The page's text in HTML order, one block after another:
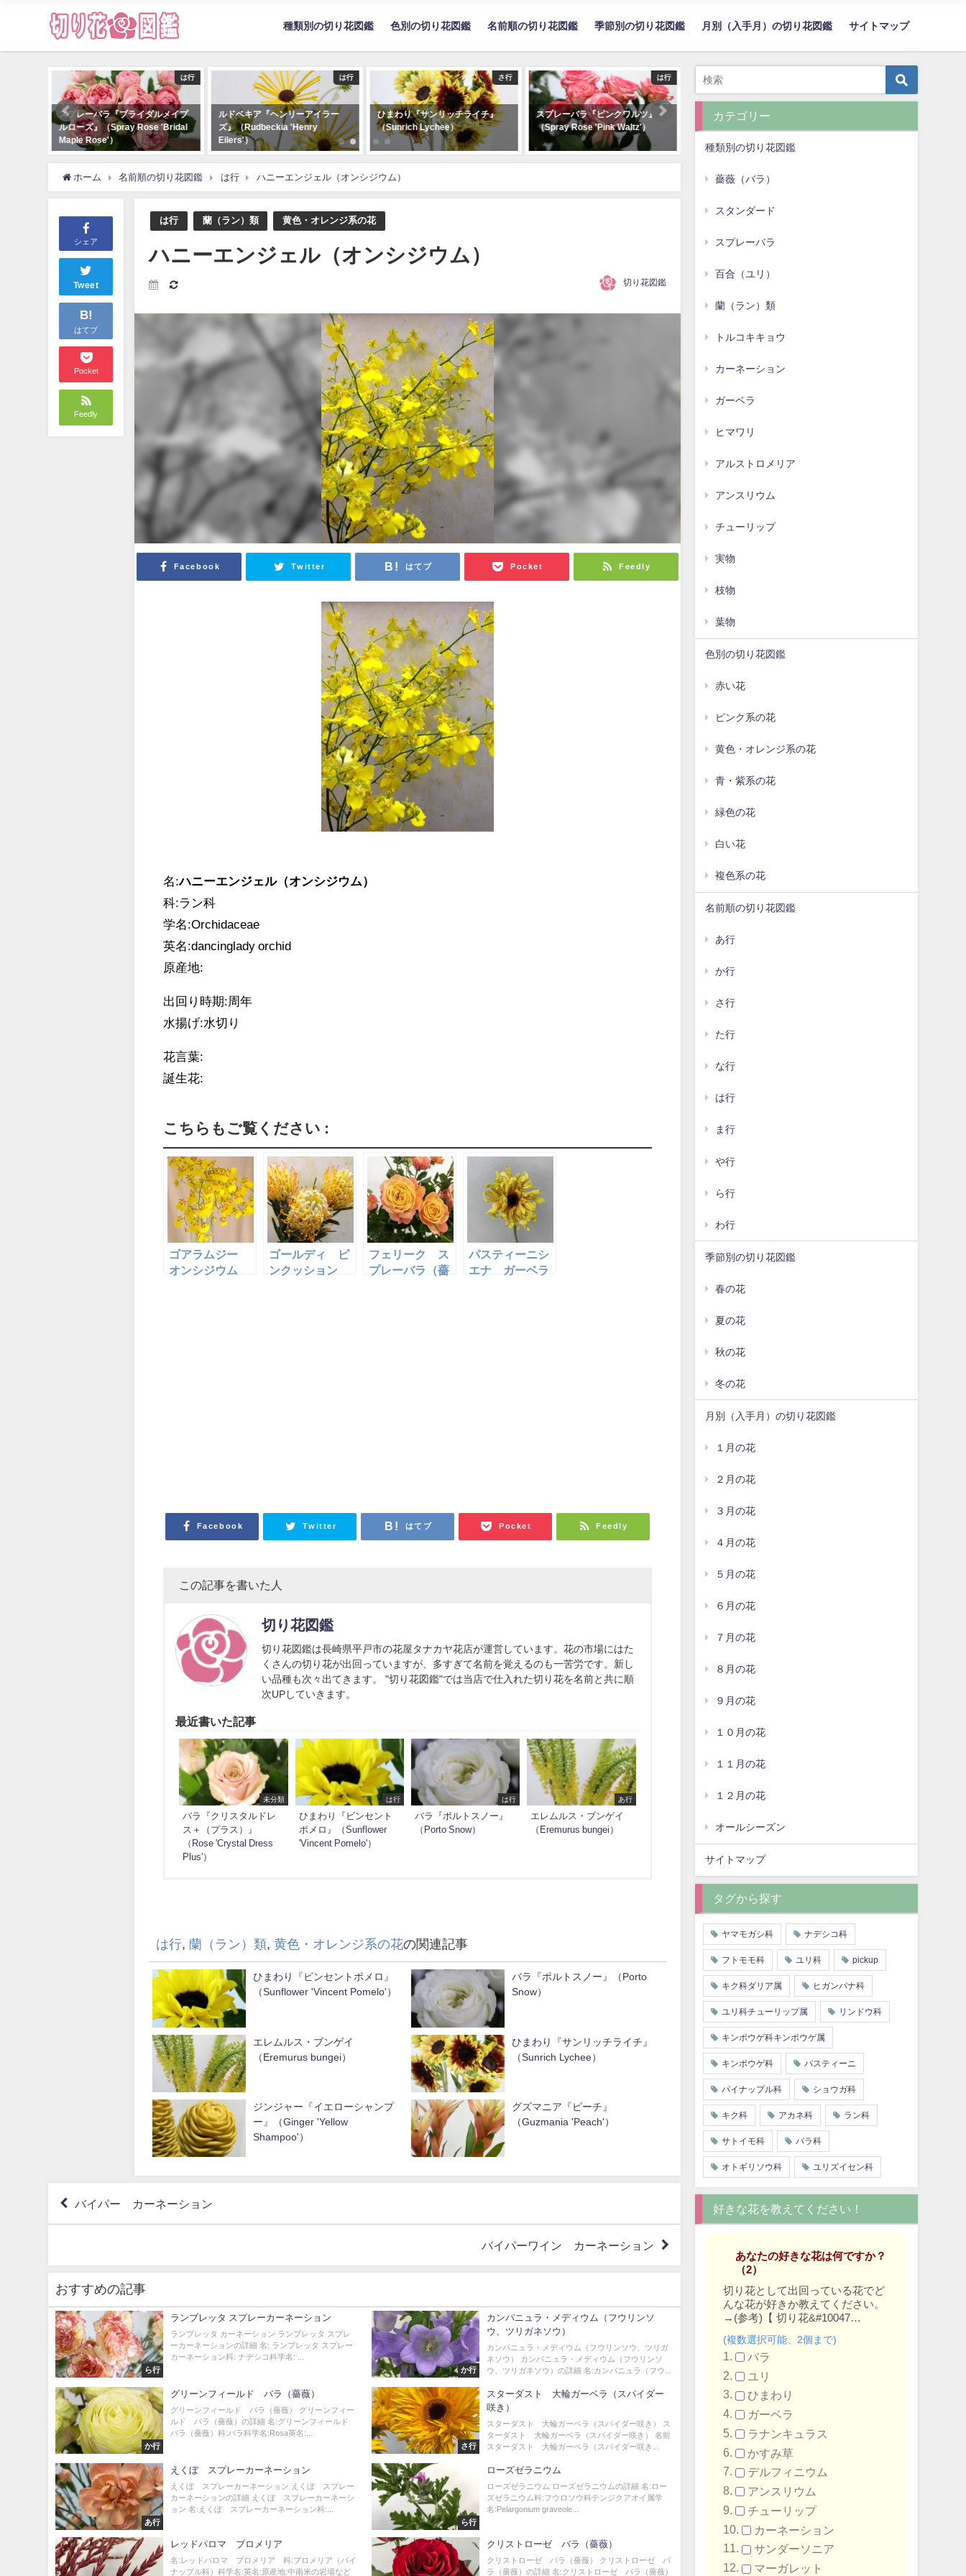
種類別の切り花図鑑 色別の切り花図鑑 名前順の切り花図鑑 季節別の切り花図鑑 月別（入手月）の切り花図鑑 サイトマップ
は行
ブライダルメイプ
Rose 'Bridal
ルドベキア『ヘンリーアイラー
ズ』（Rudbeckia 'Henry
Eilers'）
さ行
ひまわり『サンリッチライチ』
（Sunrich Lychee）
は行
スプレーバラ『ピンクワルツ』
（Spray Rose 'Pink Waltz'）
か行
バラ『クリームフレグランス』
（Rose 'Cream Fragrance'）
スプレーバラ『ブライダルメイプ
ホーム 名前順の切り花図鑑 は行 ハニーエンジェル（オンシジウム）
シェア
Tweet
B!
はてブ
Pocket
Feedly
は行 蘭（ラン）類 黄色・オレンジ系の花
ハニーエンジェル（オンシジウム）
切り花図鑑
Facebook Twitter はてブ Pocket Feedly
名:ハニーエンジェル（オンシジウム）
科:ラン科
学名:Orchidaceae
英名:dancinglady orchid
原産地:
出回り時期:周年
水揚げ:水切り
花言葉:
誕生花:
こちらもご覧ください :
ゴアラムジー
オンシジウム
ゴールディ ピ
ンクッション
フェリーク ス
プレーバラ（薔
パスティーニシ
エナ ガーベラ
Facebook Twitter はてブ Pocket Feedly
この記事を書いた人
切り花図鑑
切り花図鑑は長崎県平戸市の花屋タナカヤ花店が運営しています。花の市場にはた
くさんの切り花が出回っていますが、多すぎて名前を覚えるのも一苦労です。新し
い品種も次々出てきます。 "切り花図鑑"では当店で仕入れた切り花を名前と共に順
次UPしていきます。
最近書いた記事
未分類
バラ『クリスタルドレ
ス＋（プラス）』
（Rose 'Crystal Dress
Plus'）
は行
ひまわり『ビンセント
ポメロ』（Sunflower
'Vincent Pomelo'）
は行
バラ『ポルトスノー』
（Porto Snow）
あ行
エレムルス・ブンゲイ
（Eremurus bungei）
は行,蘭（ラン）類,黄色・オレンジ系の花の関連記事
ひまわり『ビンセントポメロ』
（Sunflower 'Vincent Pomelo'）
バラ『ポルトスノー』（Porto
Snow）
エレムルス・ブンゲイ
（Eremurus bungei）
ひまわり『サンリッチライチ』
（Sunrich Lychee）
ジンジャー『イエローシャンプ
ー』（Ginger 'Yellow
Shampoo'）
グズマニア『ピーチ』
（Guzmania 'Peach'）
バイパー カーネーション
バイパーワイン カーネーション
おすすめの記事
ら行
ランブレッタ スプレーカーネーション
ランブレッタ カーネーション ランブレッタ スプレ
ーカーネーションの詳細 名: ランブレッタ スプレー
カーネーション科: ナデシコ科学名: ...
か行
カンパニュラ・メディウム（フウリンソ
ウ、ツリガネソウ）
カンパニュラ・メディウム（フウリンソウ、ツリガ
ネソウ） カンパニュラ・メディウム（フウリンソ
ウ、ツリガネソウ）の詳細 名:カンパニュラ（フウ...
か行
グリーンフィールド バラ（薔薇）
グリーンフィールド バラ（薔薇） グリーンフィー
ルド バラ（薔薇）の詳細 名:グリーンフィールド
バラ（薔薇）科:バラ科学名:Rosa英名:...
さ行
スターダスト 大輪ガーベラ（スパイダー
咲き）
スターダスト 大輪ガーベラ（スパイダー咲き） ス
ターダスト 大輪ガーベラ（スパイダー咲き） 名前
スターダスト 大輪ガーベラ（スパイダー咲き...
あ行
えくぼ スプレーカーネーション
えくぼ スプレーカーネーション えくぼ スプレー
カーネーションの詳細 えくぼ スプレーカーネーシ
ョン 名:えくぼ スプレーカーネーション科:...
ら行
ローズゼラニウム
ローズゼラニウム ローズゼラニウムの詳細 名:ロー
ズゼラニウム科:フウロソウ科テンジクアオイ属学
名:Pelargonium graveole...
レッドパロマ ブロメリア
名:レッドパロマ ブロメリア 科:ブロメリア（パイ
ナップル科）科学名:英名:原産地:中南米の岩場など
クリストローゼ バラ（薔薇）
クリストローゼ バラ（薔薇） クリストローゼ バ
ラ（薔薇）の詳細 名:クリストローゼ バラ（薔薇）
カテゴリー
種類別の切り花図鑑
薔薇（バラ）
スタンダード
スプレーバラ
百合（ユリ）
蘭（ラン）類
トルコキキョウ
カーネーション
ガーベラ
ヒマワリ
アルストロメリア
アンスリウム
チューリップ
実物
枝物
葉物
色別の切り花図鑑
赤い花
ピンク系の花
黄色・オレンジ系の花
青・紫系の花
緑色の花
白い花
複色系の花
名前順の切り花図鑑
あ行
か行
さ行
た行
な行
は行
ま行
や行
ら行
わ行
季節別の切り花図鑑
春の花
夏の花
秋の花
冬の花
月別（入手月）の切り花図鑑
１月の花
２月の花
３月の花
４月の花
５月の花
６月の花
７月の花
８月の花
９月の花
１０月の花
１１月の花
１２月の花
オールシーズン
サイトマップ
タグから探す
ヤマモガシ科 ナデシコ科
フトモモ科 ユリ科 pickup
キク科ダリア属 ヒガンバナ科
ユリ科チューリップ属 リンドウ科
キンポウゲ科キンポウゲ属
キンポウゲ科 パスティーニ
パイナップル科 ショウガ科
キク科 アカネ科 ラン科
サトイモ科 バラ科
オトギリソウ科 ユリズイセン科
好きな花を教えてください！
あなたの好きな花は何ですか？
（2）
切り花として出回っている花でど
んな花が好きか教えてください。
→ (参考)【 切り花&#10047…
(複数選択可能、2個まで)
バラ
ユリ
ひまわり
ガーベラ
ラナンキュラス
かすみ草
デルフィニウム
アンスリウム
チューリップ
カーネーション
サンダーソニア
マーガレット